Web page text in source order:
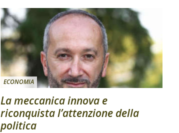
ECONOMIA
La meccanica innova e
riconquista l’attenzione della
politica